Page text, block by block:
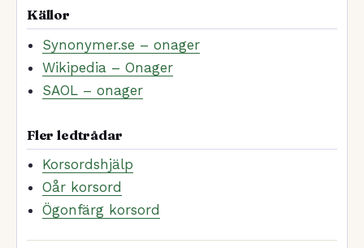
Källor
Synonymer.se – onager
Wikipedia – Onager
SAOL – onager
Fler ledtrådar
Korsordshjälp
Oår korsord
Ögonfärg korsord